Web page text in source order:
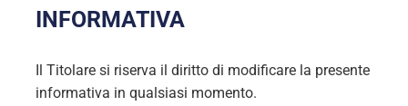
INFORMATIVA
Il Titolare si riserva il diritto di modificare la presente
informativa in qualsiasi momento.